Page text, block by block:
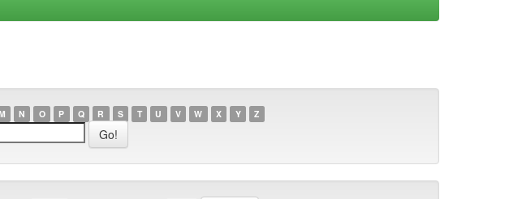
N O P Q R S T U V W X Y Z